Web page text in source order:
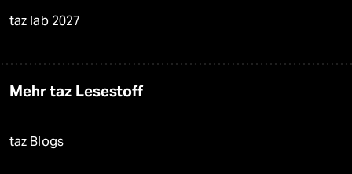
taz lab 2027
Mehr taz Lesestoff
taz Blogs